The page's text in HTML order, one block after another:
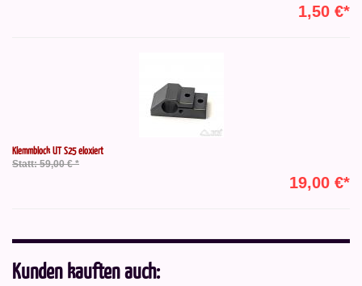
1,50 €*
Klemmblock UT S25 eloxiert
Statt: 59,00 € *
19,00 €*
Kunden kauften auch: